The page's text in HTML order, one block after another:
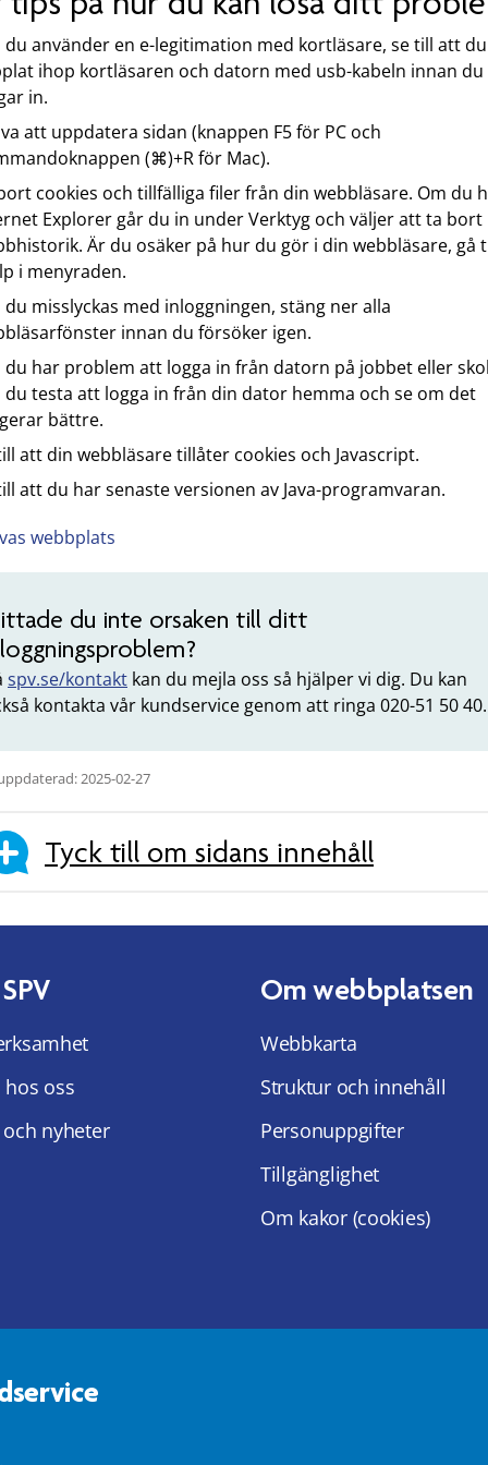
du använder en e-legitimation med kortläsare, se till att du
ihop kortläsaren och datorn med usb-kabeln innan du
in.
att uppdatera sidan (knappen F5 för PC och
(⌘)+R för Mac).
cookies och tillfälliga filer från din webbläsare. Om du
Explorer går du in under Verktyg och väljer att ta bort
Är du osäker på hur du gör i din webbläsare, gå
i menyraden.
du misslyckas med inloggningen, stäng ner alla
innan du försöker igen.
du har problem att logga in från datorn på jobbet eller
du testa att logga in från din dator hemma och se om det
bättre.
att din webbläsare tillåter cookies och Javascript.
att du har senaste versionen av Java-programvaran.
webbplats
du inte orsaken till ditt
spv.se/kontakt kan du mejla oss så hjälper vi dig. Du kan
kontakta vår kundservice genom att ringa 020-51 50 40.
2025-02-27
Tyck till om sidans innehåll
hos oss
och nyheter
Om webbplatsen
Webbkarta
Struktur och innehåll
Personuppgifter
Tillgänglighet
Om kakor (cookies)